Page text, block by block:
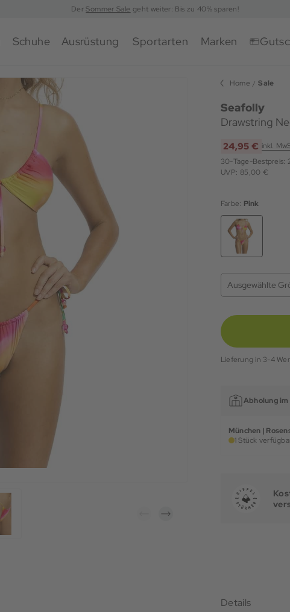
DerSommer Sale geht weiter: Bis zu 40% sparen!
Schuhe Ausrüstung Sportarten Marken
Home Sale
Seafolly
Drawstring
24,95 € inkl.
30-Tage-Bestpreis:
UVP: 85,00 €
Farbe: Pink
Ausgewählte
Lieferung in 3-4
Abholung im
München |
1 Stück
Details